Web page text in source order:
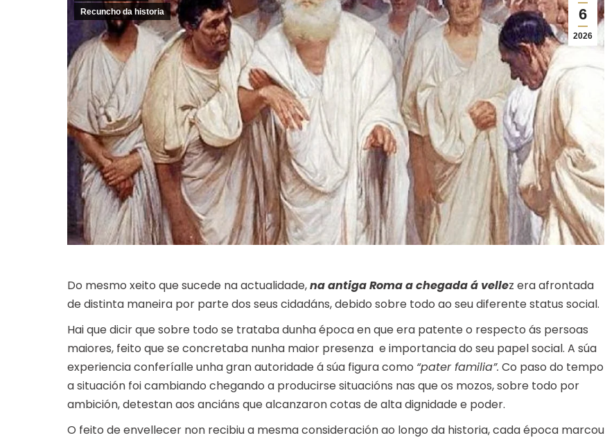
6
2026
Recuncho da historia
Do mesmo xeito que sucede na actualidade,na antiga Roma a chegada á vellez era afrontada
de distinta maneira por parte dos seus cidadáns, debido sobre todo ao seu diferente status social.
Hai que dicir que sobre todo se trataba dunha época en que era patente o respecto ás persoas
maiores, feito que se concretaba nunha maior presenza e importancia do seu papel social. A súa
experiencia conferíalle unha gran autoridade á súa figura como “pater familia”. Co paso do tempo
a situación foi cambiando chegando a producirse situacións nas que os mozos, sobre todo por
ambición, detestan aos anciáns que alcanzaron cotas de alta dignidade e poder.
O feito de envellecer non recibiu a mesma consideración ao longo da historia, cada época marcou